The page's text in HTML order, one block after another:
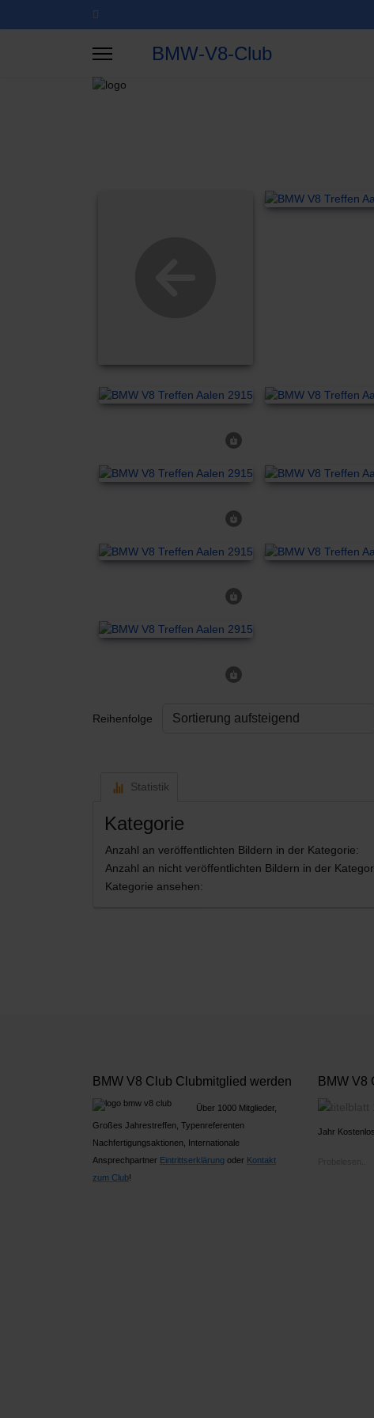
BMW-V8-Club
Reihenfolge
Statistik
Kategorie
Anzahl an veröffentlichten Bildern in der Kategorie:
Anzahl an nicht veröffentlichten Bildern in der
Kategorie ansehen:
BMW V8 Club Clubmitglied werden
Über 1000 Mitglieder,
Großes Jahrestreffen, Typenreferenten
Nachfertigungsaktionen, Internationale
Ansprechpartner Eintrittserklärung oder Kontakt
zum Club!
BMW V8
Jahr